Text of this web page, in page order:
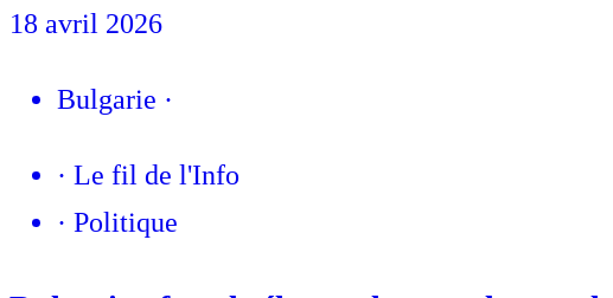
18 avril 2026
Bulgarie ·
· Le fil de l'Info
· Politique